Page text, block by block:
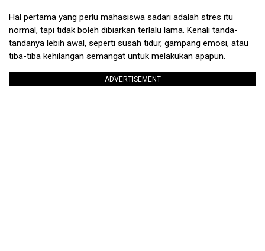
Hal pertama yang perlu mahasiswa sadari adalah stres itu
normal, tapi tidak boleh dibiarkan terlalu lama. Kenali tanda-
tandanya lebih awal, seperti susah tidur, gampang emosi, atau
tiba-tiba kehilangan semangat untuk melakukan apapun.
ADVERTISEMENT